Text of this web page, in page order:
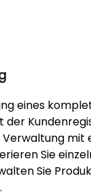
eines
der
Verwaltung
Sie
Sie